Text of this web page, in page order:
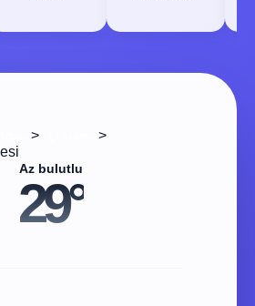
>
>
Az bulutlu
29°